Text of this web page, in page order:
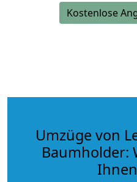
Kostenlose
Umzüge von
Baumholder: